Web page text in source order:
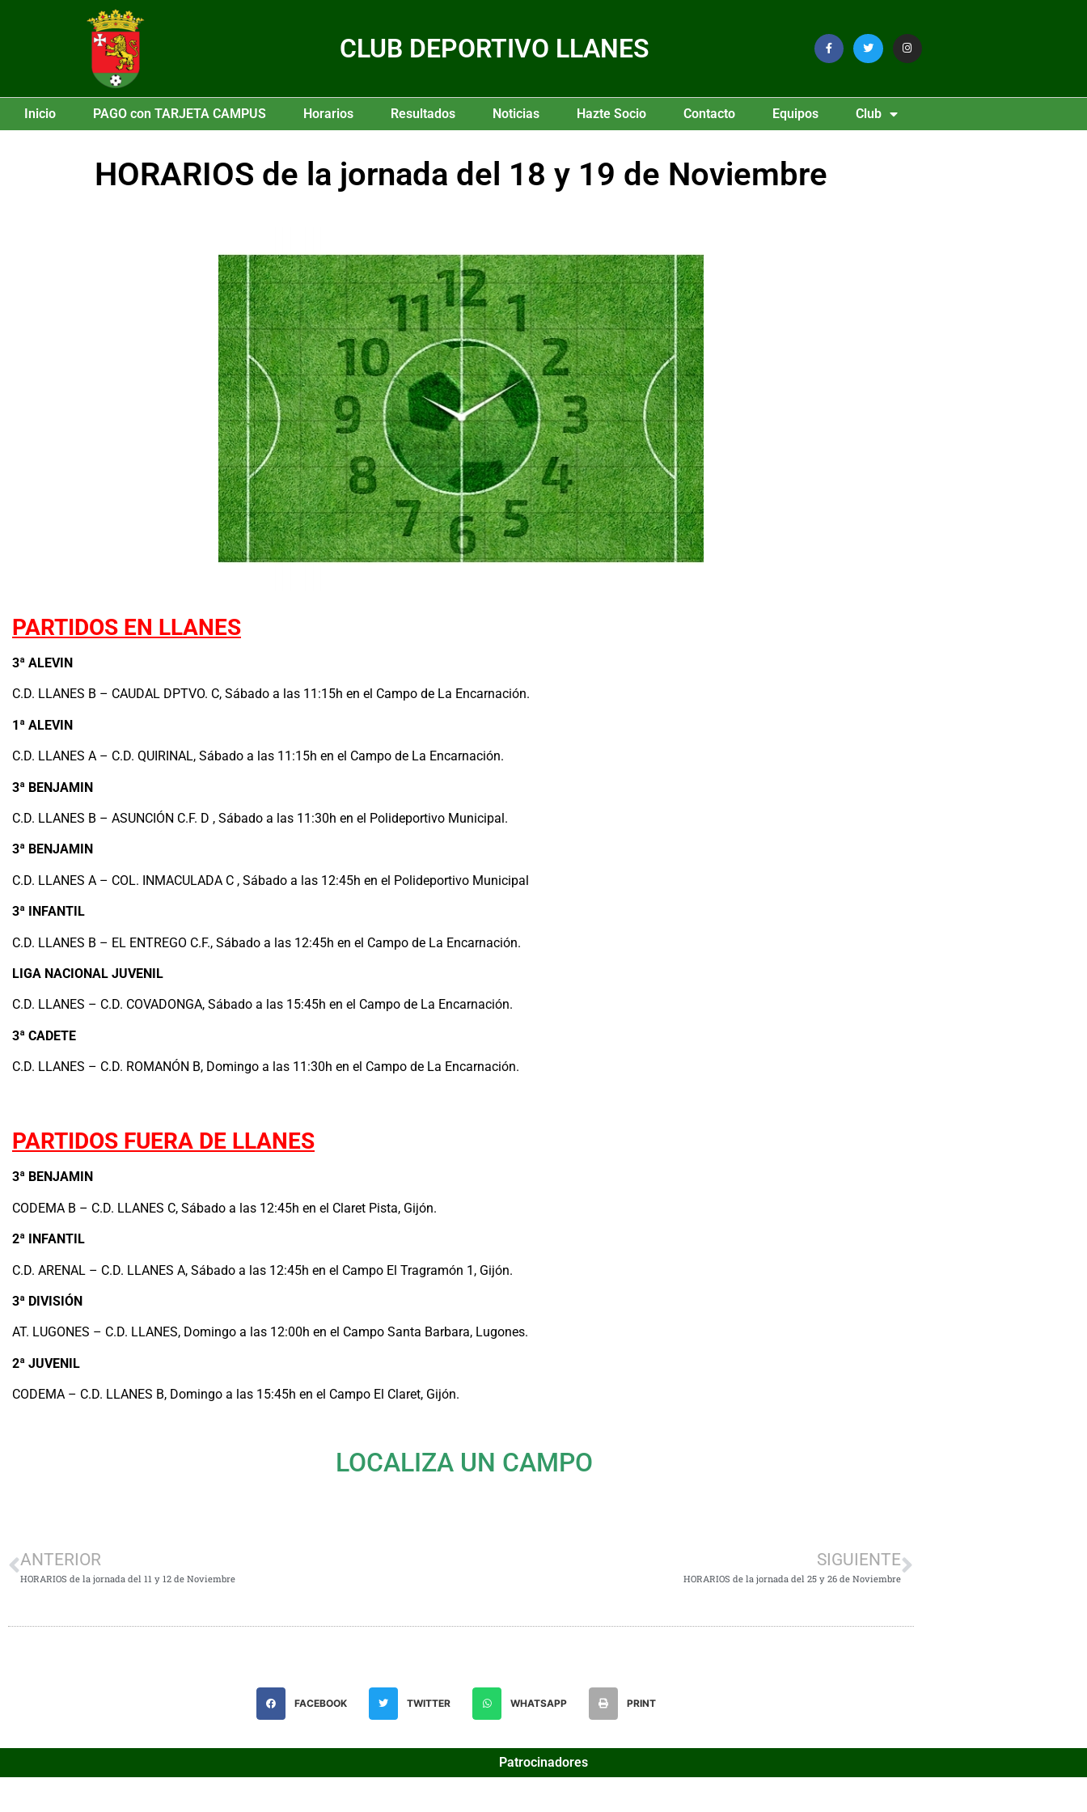
CLUB DEPORTIVO LLANES
Inicio PAGO con TARJETA CAMPUS Horarios Resultados Noticias Hazte Socio Contacto Equipos Club
HORARIOS de la jornada del 18 y 19 de Noviembre
PARTIDOS EN LLANES
3ª ALEVIN
C.D. LLANES B – CAUDAL DPTVO. C, Sábado a las 11:15h en el Campo de La Encarnación.
1ª ALEVIN
C.D. LLANES A – C.D. QUIRINAL, Sábado a las 11:15h en el Campo de La Encarnación.
3ª BENJAMIN
C.D. LLANES B – ASUNCIÓN C.F. D , Sábado a las 11:30h en el Polideportivo Municipal.
3ª BENJAMIN
C.D. LLANES A – COL. INMACULADA C , Sábado a las 12:45h en el Polideportivo Municipal
3ª INFANTIL
C.D. LLANES B – EL ENTREGO C.F., Sábado a las 12:45h en el Campo de La Encarnación.
LIGA NACIONAL JUVENIL
C.D. LLANES – C.D. COVADONGA, Sábado a las 15:45h en el Campo de La Encarnación.
3ª CADETE
C.D. LLANES – C.D. ROMANÓN B, Domingo a las 11:30h en el Campo de La Encarnación.
PARTIDOS FUERA DE LLANES
3ª BENJAMIN
CODEMA B – C.D. LLANES C, Sábado a las 12:45h en el Claret Pista, Gijón.
2ª INFANTIL
C.D. ARENAL – C.D. LLANES A, Sábado a las 12:45h en el Campo El Tragramón 1, Gijón.
3ª DIVISIÓN
AT. LUGONES – C.D. LLANES, Domingo a las 12:00h en el Campo Santa Barbara, Lugones.
2ª JUVENIL
CODEMA – C.D. LLANES B, Domingo a las 15:45h en el Campo El Claret, Gijón.
LOCALIZA UN CAMPO
ANTERIOR
HORARIOS de la jornada del 11 y 12 de Noviembre
SIGUIENTE
HORARIOS de la jornada del 25 y 26 de Noviembre
FACEBOOK TWITTER WHATSAPP PRINT
Patrocinadores